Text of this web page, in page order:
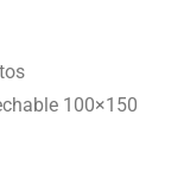
100×150